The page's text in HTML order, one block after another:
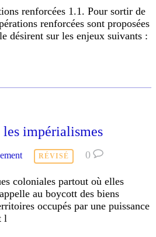
renforcées 1.1. Pour sortir de
renforcées sont proposées
désirent sur les enjeux suivants :
impérialismes
RÉVISÉ 0
coloniales partout où elles
au boycott des biens
occupés par une puissance
l